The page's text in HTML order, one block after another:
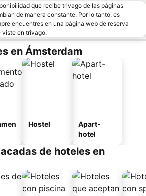
que recibe trivago de las páginas
de manera constante. Por lo tanto, es
encuentres en una página web de reserva
viste en trivago.
en Ámsterdam
Hostel
Apart-
hotel
de hoteles en